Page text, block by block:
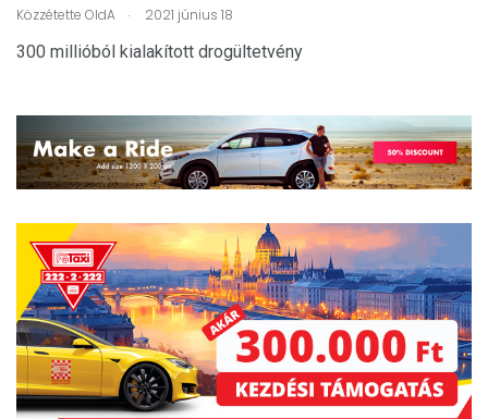
Közzétette OldA . 2021 június 18
300 millióból kialakított drogültetvény